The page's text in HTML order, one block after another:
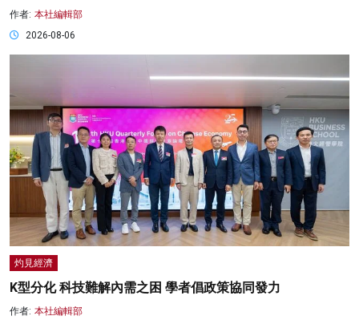
作者: 本社編輯部
2026-08-06
灼見經濟
K型分化 科技難解內需之困 學者倡政策協同發力
作者: 本社編輯部